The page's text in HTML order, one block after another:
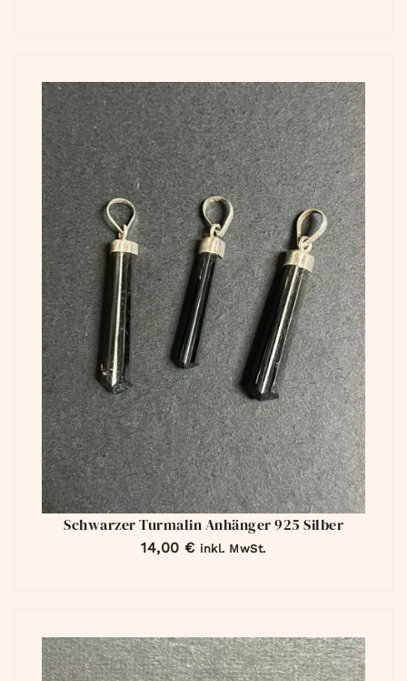
Schwarzer Turmalin Anhänger 925 Silber
14,00 € inkl. MwSt.